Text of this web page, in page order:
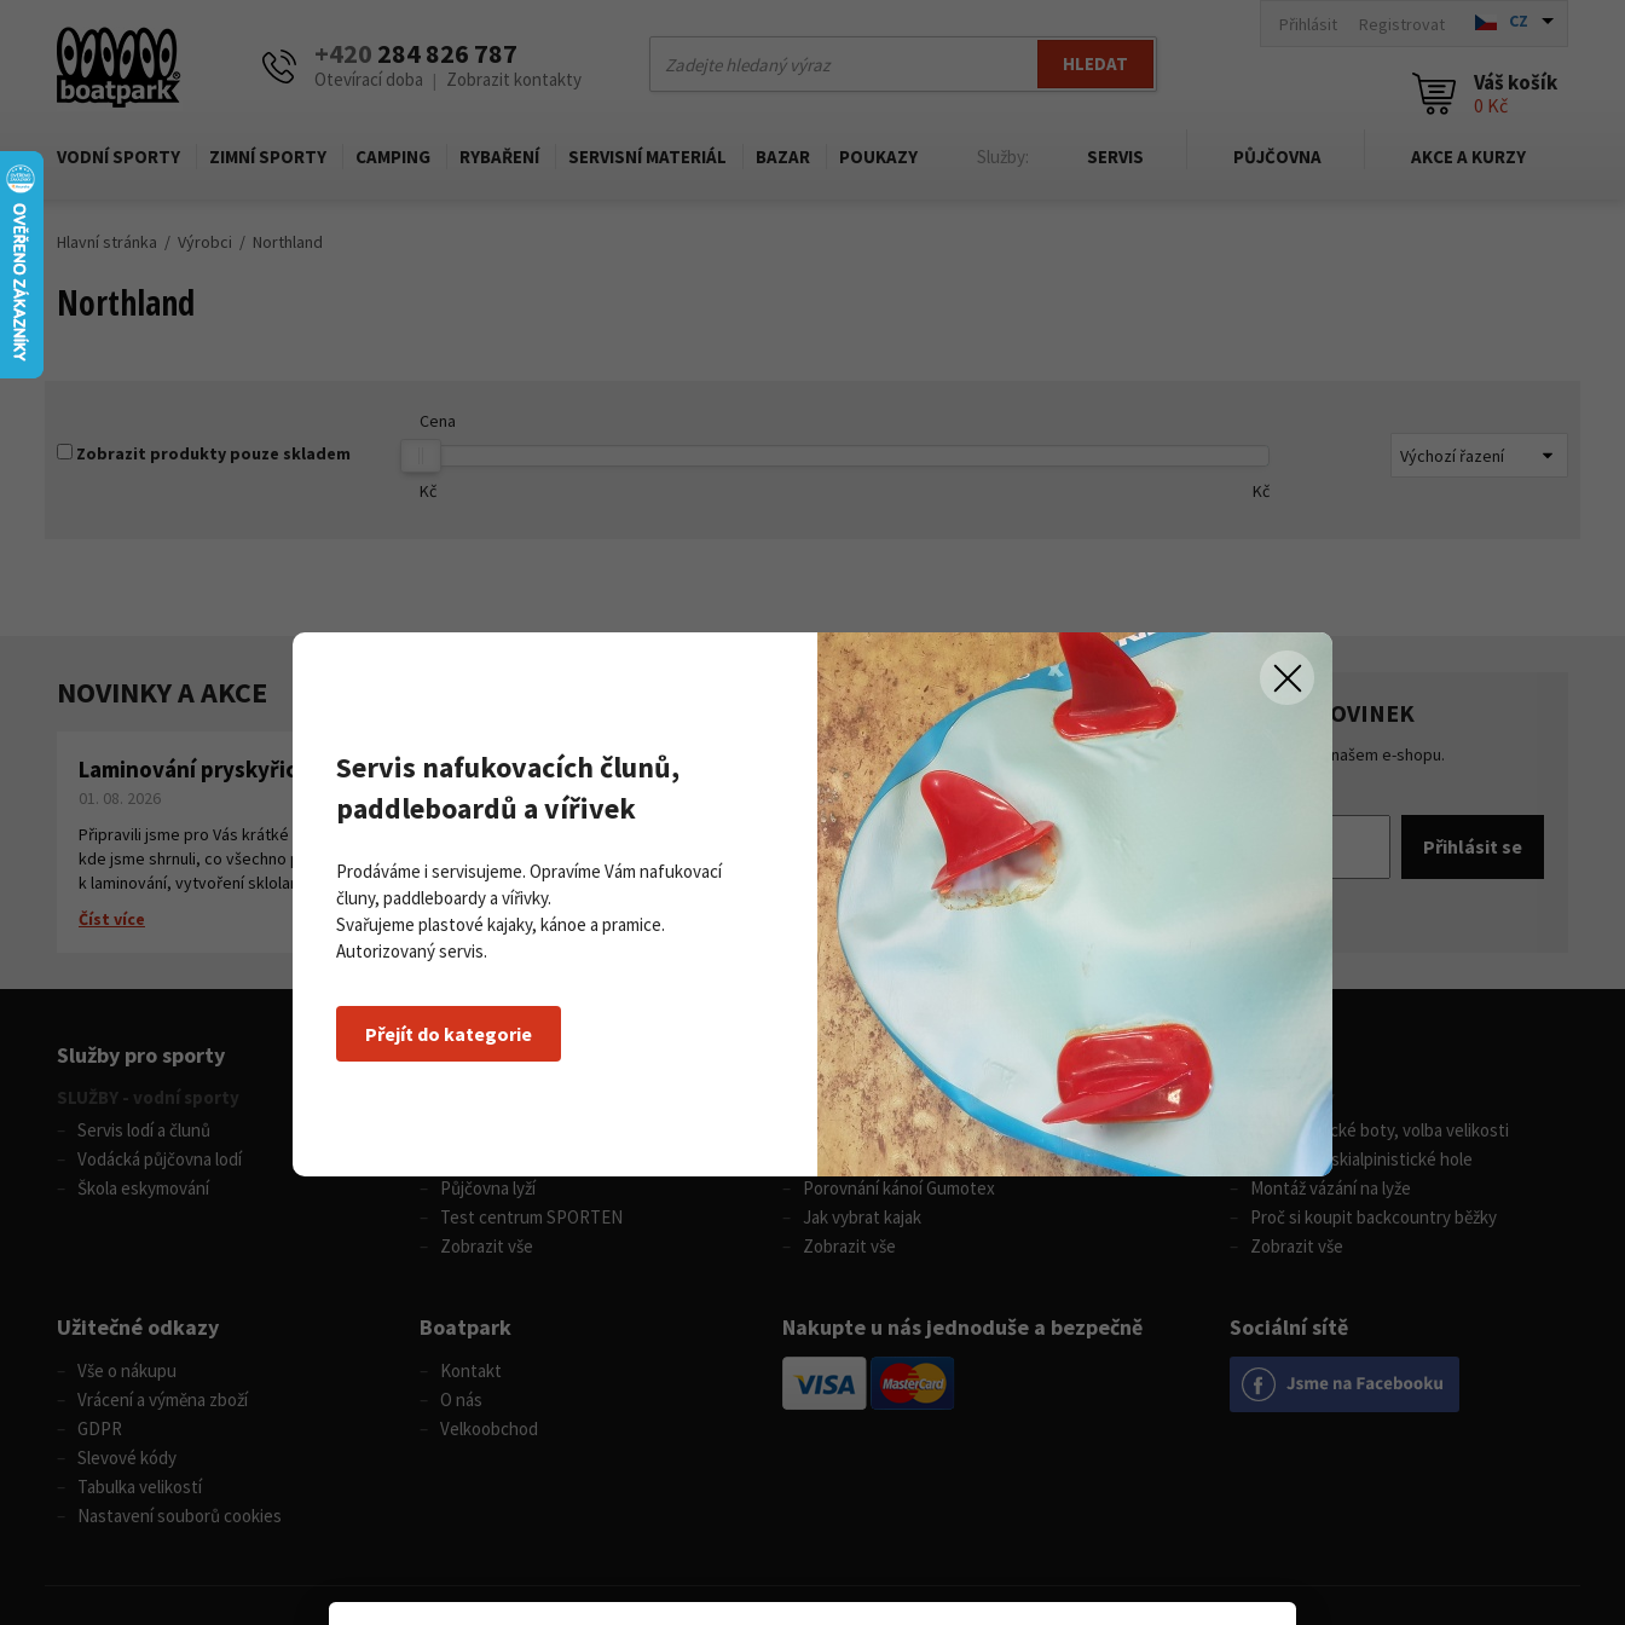
+420 284 826 787
Otevírací doba | Zobrazit kontakty
HLEDAT
Přihlásit Registrovat CZ
Váš košík
0 Kč
VODNÍ SPORTY ZIMNÍ SPORTY CAMPING RYBAŘENÍ SERVISNÍ MATERIÁL BAZAR POUKAZY Služby: SERVIS PŮJČOVNA AKCE A KURZY
Hlavní stránka Výrobci Northland
Northland
Zobrazit produkty pouze skladem
Cena
Kč Kč
NOVINKY A AKCE Zobrazit všechny novinky
Laminování pryskyřicí a tkaninou
01. 08. 2026
Připravili jsme pro Vás krátké instruktážní video,
kde jsme shrnuli, co všechno potřebujete
k laminování, vytvoření sklolaminátu.
Číst více
Paddleboardy Viking nově v naší
nabídce
Číst více
PŘIHLASTE SE K ODBĚRU NOVINEK
Získejte přehled o novinkách a akcích na našem e-shopu.
Souhlasím se
Sociální sítě
Služby pro sporty
SLUŽBY - vodní sporty
Servis lodí a člunů
Vodácká půjčovna lodí
Škola eskymování
Půjčovna lyží
Test centrum SPORTEN
Zobrazit vše
Nákupní rádce
Vodní sporty
Výběr pádla na paddleboard
Rozdíly v paddleboardech
Porovnání kánoí Gumotex
Jak vybrat kajak
Zobrazit vše
Zimní sporty
Skialpinistické boty, volba velikosti
Jak vybrat skialpinistické hole
Montáž vázání na lyže
Proč si koupit backcountry běžky
Zobrazit vše
Užitečné odkazy
Vše o nákupu
Vrácení a výměna zboží
GDPR
Slevové kódy
Tabulka velikostí
Nastavení souborů cookies
Boatpark
Kontakt
O nás
Velkoobchod
Nakupte u nás jednoduše a bezpečně
Servis nafukovacích člunů,
paddleboardů a vířivek
Prodáváme i servisujeme. Opravíme Vám nafukovací
čluny, paddleboardy a vířivky.
Svařujeme plastové kajaky, kánoe a pramice.
Autorizovaný servis.
Přejít do kategorie